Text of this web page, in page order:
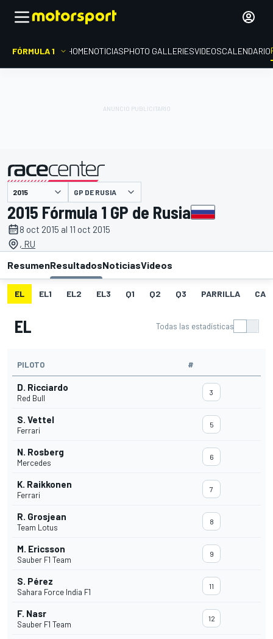
FÓRMULA 1 HOMENOTICIASPHOTO GALLERIESVIDEOSCALENDARIO
presentado por GP DE RUSIA
2015 Fórmula 1 GP de Rusia
8 oct 2015 al 11 oct 2015
, RU
ResumenResultadosNoticiasVideos
EL EL1 EL2 EL3 Q1 Q2 Q3 PARRILLA
EL Todas las estadísticas
PILOTO #
D. Ricciardo
Red Bull
3
S. Vettel
Ferrari
5
N. Rosberg
Mercedes
6
K. Raikkonen
Ferrari
7
R. Grosjean
Team Lotus
8
M. Ericsson
Sauber F1 Team
9
S. Pérez
Sahara Force India F1
11
F. Nasr
Sauber F1 Team
12